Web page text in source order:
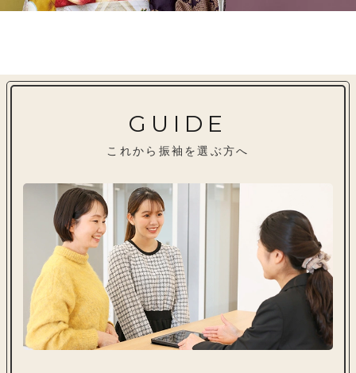
GUIDE
これから振袖を選ぶ方へ